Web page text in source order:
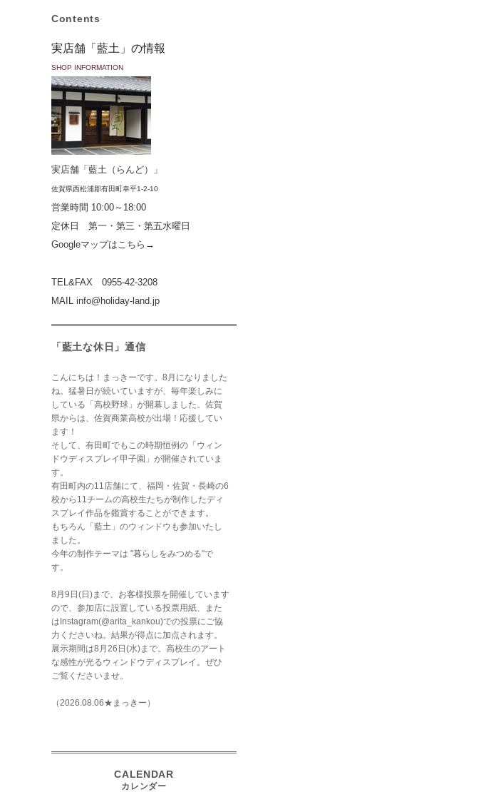
Contents
実店舗「藍土」の情報
SHOP INFORMATION
実店舗「藍土（らんど）」
佐賀県西松浦郡有田町幸平1-2-10
営業時間 10:00～18:00
定休日 第一・第三・第五水曜日
Googleマップはこちら→
TEL&FAX 0955-42-3208
MAIL info@holiday-land.jp
「藍土な休日」通信
こんにちは！まっきーです。8月になりました
ね。猛暑日が続いていますが、毎年楽しみに
している「高校野球」が開幕しました。佐賀
県からは、佐賀商業高校が出場！応援してい
ます！
そして、有田町でもこの時期恒例の「ウィン
ドウディスプレイ甲子園」が開催されていま
す。
有田町内の11店舗にて、福岡・佐賀・長崎の6
校から11チームの高校生たちが制作したディ
スプレイ作品を鑑賞することができます。
もちろん「藍土」のウィンドウも参加いたし
ました。
今年の制作テーマは "暮らしをみつめる"で
す。
8月9日(日)まで、お客様投票を開催しています
ので、参加店に設置している投票用紙、また
はInstagram(@arita_kankou)での投票にご協
力くださいね。結果が得点に加点されます。
展示期間は8月26日(水)まで。高校生のアート
な感性が光るウィンドウディスプレイ。ぜひ
ご覧くださいませ。
（2026.08.06★まっきー）